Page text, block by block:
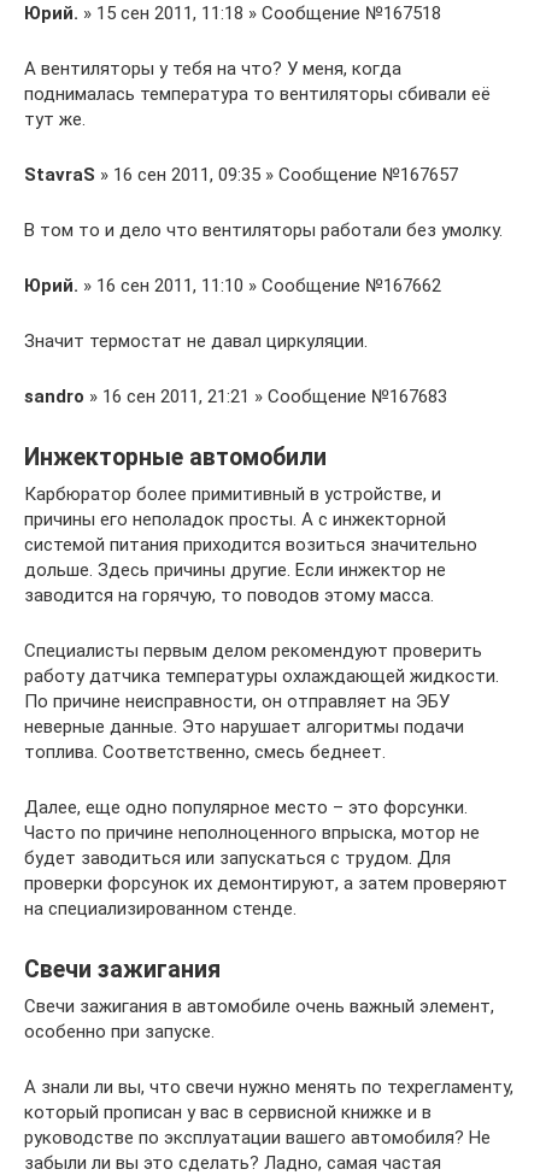
Юрий. » 15 сен 2011, 11:18 » Сообщение №167518
А вентиляторы у тебя на что? У меня, когда
поднималась температура то вентиляторы сбивали её
тут же.
StavraS » 16 сен 2011, 09:35 » Сообщение №167657
В том то и дело что вентиляторы работали без умолку.
Юрий. » 16 сен 2011, 11:10 » Сообщение №167662
Значит термостат не давал циркуляции.
sandro » 16 сен 2011, 21:21 » Сообщение №167683
Инжекторные автомобили
Карбюратор более примитивный в устройстве, и
причины его неполадок просты. А с инжекторной
системой питания приходится возиться значительно
дольше. Здесь причины другие. Если инжектор не
заводится на горячую, то поводов этому масса.
Специалисты первым делом рекомендуют проверить
работу датчика температуры охлаждающей жидкости.
По причине неисправности, он отправляет на ЭБУ
неверные данные. Это нарушает алгоритмы подачи
топлива. Соответственно, смесь беднеет.
Далее, еще одно популярное место – это форсунки.
Часто по причине неполноценного впрыска, мотор не
будет заводиться или запускаться с трудом. Для
проверки форсунок их демонтируют, а затем проверяют
на специализированном стенде.
Свечи зажигания
Свечи зажигания в автомобиле очень важный элемент,
особенно при запуске.
А знали ли вы, что свечи нужно менять по техрегламенту,
который прописан у вас в сервисной книжке и в
руководстве по эксплуатации вашего автомобиля? Не
забыли ли вы это сделать? Ладно, самая частая